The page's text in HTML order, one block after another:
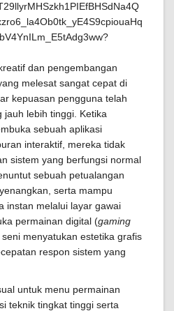
dan pengembangan
melesat sangat cepat di
kepuasan pengguna telah
jauh lebih tinggi. Ketika
sebuah aplikasi
interaktif, mereka tidak
sistem yang berfungsi normal
sebuah petualangan
serta mampu
instan melalui layar gawai
permainan digital (gaming
menyatukan estetika grafis
respon sistem yang
untuk menu permainan
teknik tingkat tinggi serta